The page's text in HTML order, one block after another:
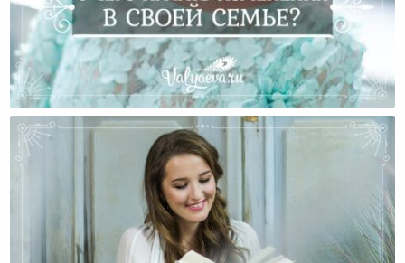
С Чего Начать Изменения В Своей Семье?